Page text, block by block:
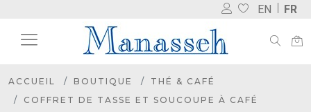
EN FR
ACCUEIL BOUTIQUE
THÉ & CAFÉ
COFFRET DE TASSE ET SOUCOUPE À CAFÉ